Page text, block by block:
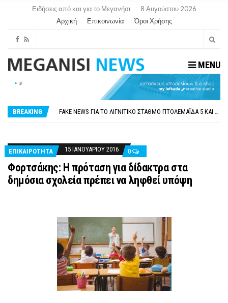
Ειδήσεις από και για το Μεγανήσι
8 Αυγούστου 2026
Αρχική
Επικοινωνία Όροι Χρήσης
MENU
BREAKING
ΠΑΡΑΙΤΉΘΗΚΕ Η ΑΝΤΙΔΉΜΑΡΧΟΣ ΠΟΛΙΤΙΣΜΟΎ ΜΕΓΑΝΗΣΊΟΥ Κ . ΕΥΑΓΓΕΛΊΑ ΜΕΛΆ. Η ΕΠΙΣΤΟΛΉ ΤΗΣ ΠΑΡΑΊΤΗΣΗΣ
FAKE NEWS ΓΙΑ ΤΟ ΛΙΓΝΙΤΙΚΌ ΣΤΑΘΜΌ ΠΤΟΛΕΜΑΪ́ΔΑ 5 ΚΑΙ ΤΗΝ ΕΝΕΡΓΕΙΑΚΉ ΑΣΦΆΛΕΙΑ ΤΗΣ ΧΏΡΑΣ
ΕΠΙΚΑΙΡΟΤΗΤΑ
15 ΙΑΝΟΥΑΡΊΟΥ 2016 0
Φορτσάκης: Η πρόταση για δίδακτρα στα
δημόσια σχολεία πρέπει να ληφθεί υπόψη